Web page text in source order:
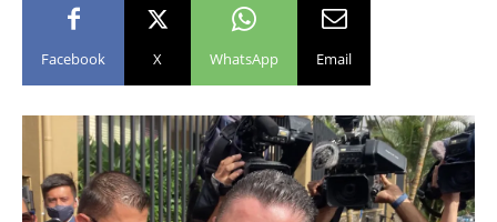
Facebook X WhatsApp Email